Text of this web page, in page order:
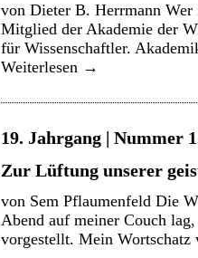
von Dieter B. Herrmann
Mitglied der Akademie der
für Wissenschaftler.
Weiterlesen →
19. Jahrgang | Nummer
Zur Lüftung unserer
von Sem Pflaumenfeld Die
Abend auf meiner Couch
vorgestellt. Mein